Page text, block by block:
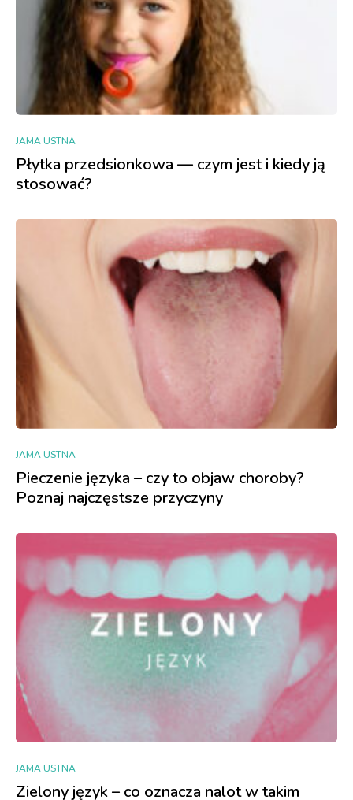
JAMA USTNA
Płytka przedsionkowa — czym jest i kiedy ją
stosować?
JAMA USTNA
Pieczenie języka – czy to objaw choroby?
Poznaj najczęstsze przyczyny
JAMA USTNA
Zielony język – co oznacza nalot w takim